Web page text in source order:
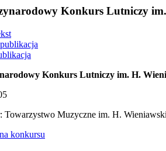
Konkurs Lutniczy
Konkurs Lutniczy im. H.
Towarzystwo Muzyczne im. H.
konkursu